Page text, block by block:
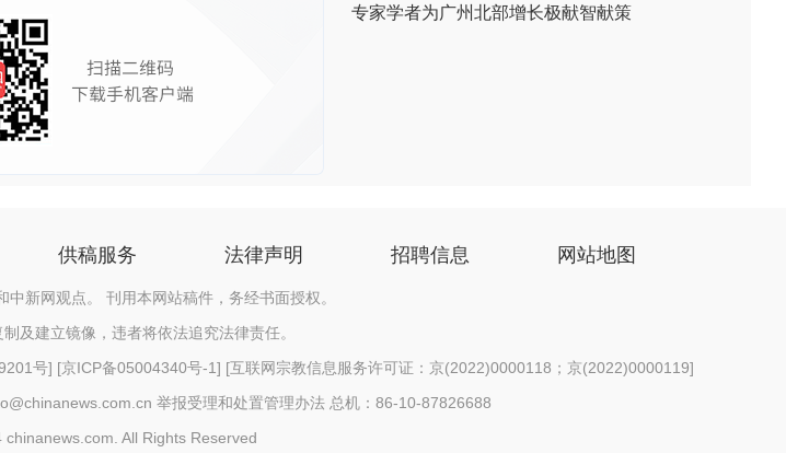
专家学者为广州北部增长极献智献策
供稿服务 法律声明 招聘信息 网站地图
新网观点。 刊用本网站稿件，务经书面授权。
及建立镜像，违者将依法追究法律责任。
号] [京ICP备05004340号-1] [互联网宗教信息服务许可证：京(2022)0000118；京(2022)0000119]
举报受理和处置管理办法 总机：86-10-87826688
All Rights Reserved